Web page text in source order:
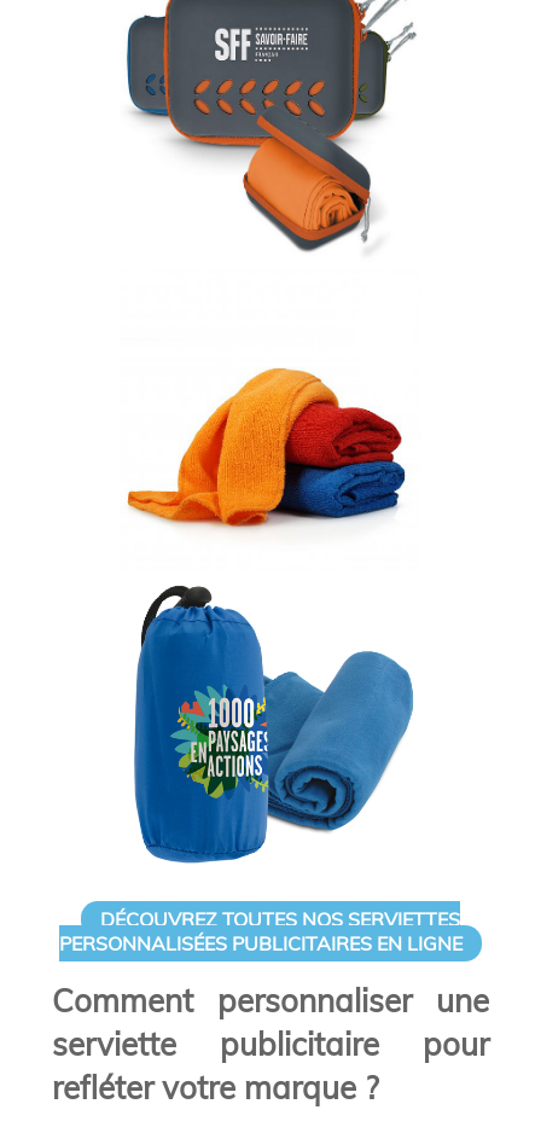
DÉCOUVREZ TOUTES NOS SERVIETTES
PERSONNALISÉES PUBLICITAIRES EN LIGNE
Comment personnaliser une
serviette publicitaire pour
refléter votre marque ?